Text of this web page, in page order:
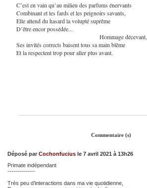
C’est en vain qu’au milieu des parfums énervants
Combinant et les fards et les peignoirs savants,
Elle attend du hasard la volupté suprême
D’être encor possédée...
Hommage décevant,
Ses invités corrects baisent tous sa main blême
Et la respectent trop pour aller plus avant.
Commentaire (s)
Déposé par Cochonfucius le 7 avril 2021 à 13h26
Primate indépendant
--------------
Très peu d’interactions dans ma vie quotidienne,